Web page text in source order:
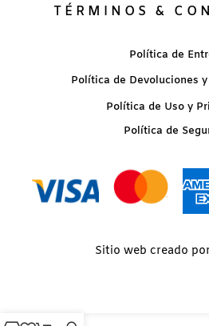
TÉRMINOS &
Política de
Política de Devoluciones
Política de Uso y
Política de
Sitio web creado